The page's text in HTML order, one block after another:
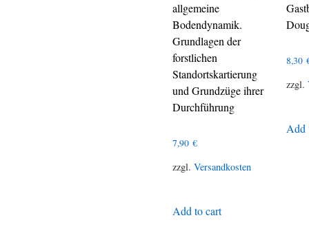
allgemeine
Bodendynamik.
Grundlagen der
forstlichen
Standortskartierung
und Grundzüge ihrer
Durchführung
7,90 €
zzgl. Versandkosten
Add to cart
8,30
zzgl.
Add